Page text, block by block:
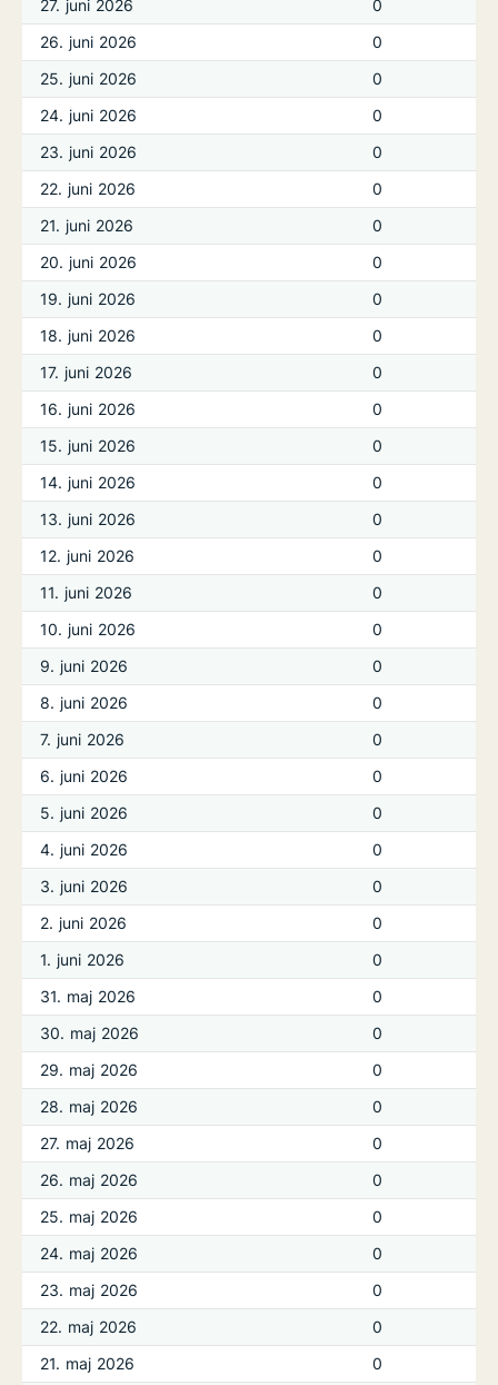
27. juni 2026
0
26. juni 2026
0
25. juni 2026
0
24. juni 2026
0
23. juni 2026
0
22. juni 2026
0
21. juni 2026
0
20. juni 2026
0
19. juni 2026
0
18. juni 2026
0
17. juni 2026
0
16. juni 2026
0
15. juni 2026
0
14. juni 2026
0
13. juni 2026
0
12. juni 2026
0
11. juni 2026
0
10. juni 2026
0
9. juni 2026
0
8. juni 2026
0
7. juni 2026
0
6. juni 2026
0
5. juni 2026
0
4. juni 2026
0
3. juni 2026
0
2. juni 2026
0
1. juni 2026
0
31. maj 2026
0
30. maj 2026
0
29. maj 2026
0
28. maj 2026
0
27. maj 2026
0
26. maj 2026
0
25. maj 2026
0
24. maj 2026
0
23. maj 2026
0
22. maj 2026
0
21. maj 2026
0